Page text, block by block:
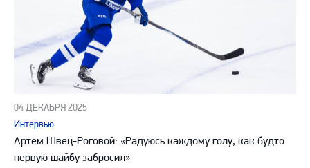
04 ДЕКАБРЯ 2025
Интервью
Артем Швец-Роговой: «Радуюсь каждому голу, как будто
первую шайбу забросил»